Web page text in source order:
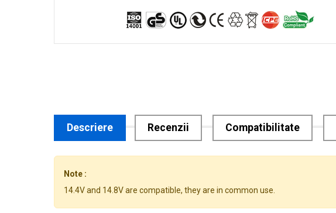
Descriere Recenzii Compatibilitate
Note :
14.4V and 14.8V are compatible, they are in common use.